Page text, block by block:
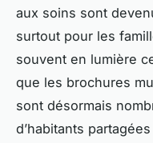
aux soins sont
surtout pour les
souvent en lumière
que les brochures
sont désormais
d’habitants